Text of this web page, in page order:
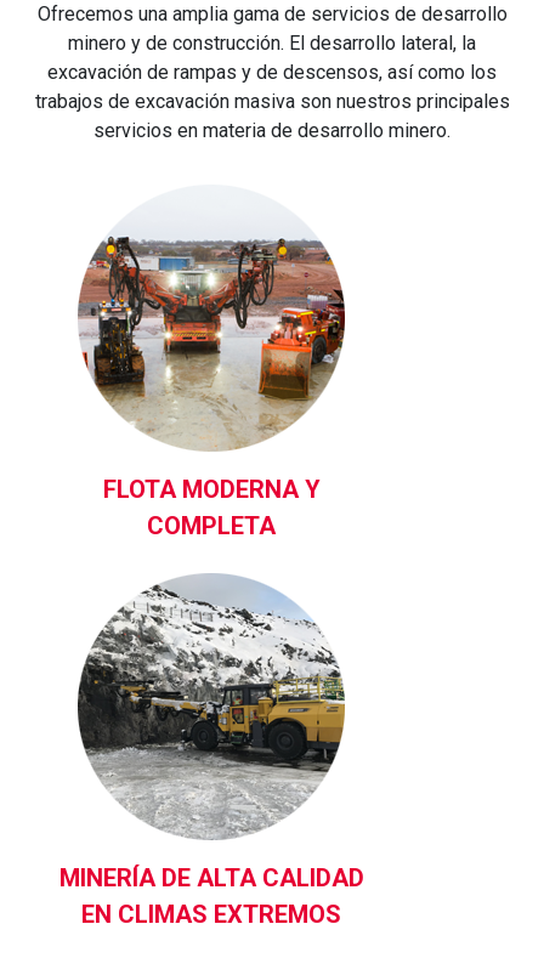
Ofrecemos una amplia gama de servicios de desarrollo
minero y de construcción. El desarrollo lateral, la
excavación de rampas y de descensos, así como los
trabajos de excavación masiva son nuestros principales
servicios en materia de desarrollo minero.
FLOTA MODERNA Y
COMPLETA
MINERÍA DE ALTA CALIDAD
EN CLIMAS EXTREMOS